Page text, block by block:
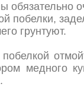
обязательно
побелки,
грунтуют.
медного